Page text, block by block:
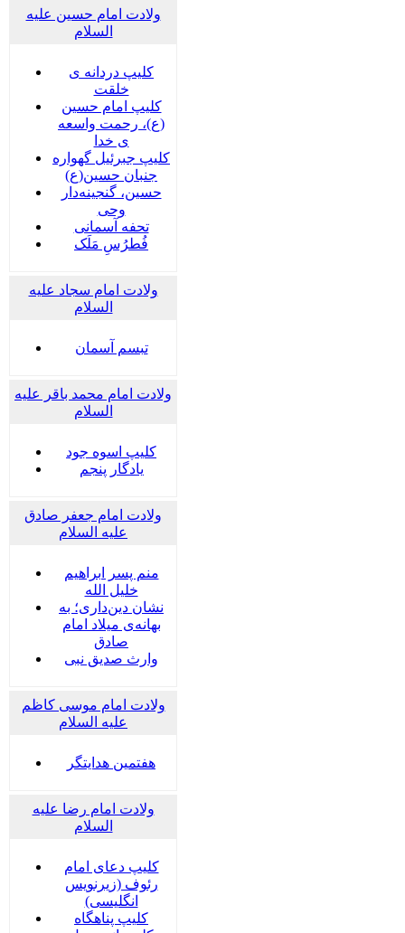
ولادت امام حسین علیه
السلام
کلیپ دردانه ی
خلقت
کلیپ امام حسین
(ع)، رحمت واسعه
ی خدا
کلیپ جبرئیل گهواره
جنبان حسین(ع)
حسین، گنجینه‌دار
وحی
تحفه آسمانی
فُطرُسِ مَلَک
ولادت امام سجاد علیه
السلام
تبسم آسمان
ولادت امام محمد باقر علیه
السلام
کلیپ اسوه جود
یادگار پنجم
ولادت امام جعفر صادق
علیه السلام
منم پسر ابراهیم
خلیل الله
نشان دین‌داری؛ به
بهانه‌ی میلاد امام
صادق
وارث صدیق نبی
ولادت امام موسی کاظم
علیه السلام
هفتمین هدایتگر
ولادت امام رضا علیه
السلام
کلیپ دعای امام
رئوف (زیرنویس
انگلیسی)
کلیپ پناهگاه